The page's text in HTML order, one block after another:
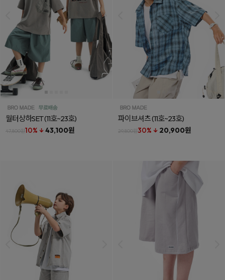
월터상하SET(11호~23호)
47,800원10% ↓ 43,100원
파이브셔츠(11호~23호)
29,800원30% ↓ 20,900원